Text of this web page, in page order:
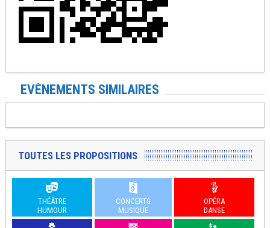
EVÉNEMENTS SIMILAIRES
TOUTES LES PROPOSITIONS
THÉÂTRE
HUMOUR
CONCERTS
MUSIQUE
OPÉRA
DANSE